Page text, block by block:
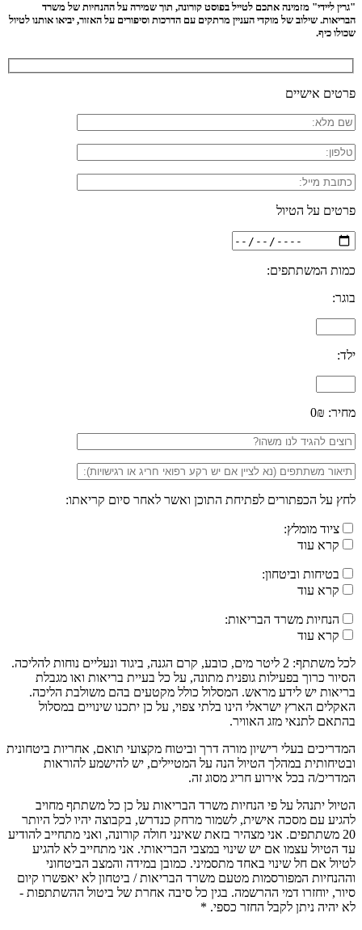
"גרין ליידי" מזמינה אתכם לטייל בפוסט קורונה, תוך שמירה על ההנחיות של משרד
הבריאות. שילוב של מוקדי העניין מרתקים עם הדרכות וסיפורים על האזור, יביאו אותנו לטיול
שכולו כיף.
פרטים אישיים
פרטים על הטיול
כמות המשתתפים:
בוגר:
ילד:
מחיר: 0₪
לחץ על הכפתורים לפתיחת התוכן ואשר לאחר סיום קריאתו:
ציוד מומלץ:
קרא עוד
בטיחות וביטחון:
קרא עוד
הנחיות משרד הבריאות:
קרא עוד
לכל משתתף: 2 ליטר מים, כובע, קרם הגנה, ביגוד ונעליים נוחות להליכה.
הסיור כרוך בפעילות גופנית מתונה, על כל בעיית בריאות ואו מגבלת
בריאות יש לידע מראש. המסלול כולל מקטעים בהם משולבת הליכה.
האקלים הארץ ישראלי הינו בלתי צפוי, על כן יתכנו שינויים במסלול
בהתאם לתנאי מזג האוויר.
המדריכים בעלי רישיון מורה דרך וביטוח מקצועי תואם, אחריות ביטחונית
ובטיחותית במהלך הטיול הנה על המטיילים, יש להישמע להוראות
המדריכ/ה בכל אירוע חריג מסוג זה.
הטיול יתנהל על פי הנחיות משרד הבריאות על כן כל משתתף מחויב
להגיע עם מסכה אישית, לשמור מרחק כנדרש, בקבוצה יהיו לכל היותר
20 משתתפים. אני מצהיר בזאת שאינני חולה קורונה, ואני מתחייב להודיע
עד הטיול עצמו אם יש שינוי במצבי הבריאותי. אני מתחייב לא להגיע
לטיול אם חל שינוי באחד מתסמיני. כמובן במידה והמצב הביטחוני
וההנחיות המפורסמות מטעם משרד הבריאות / ביטחון לא יאפשרו קיום
סיור, יוחזרו דמי ההרשמה. בגין כל סיבה אחרת של ביטול ההשתתפות -
לא יהיה ניתן לקבל החזר כספי. *